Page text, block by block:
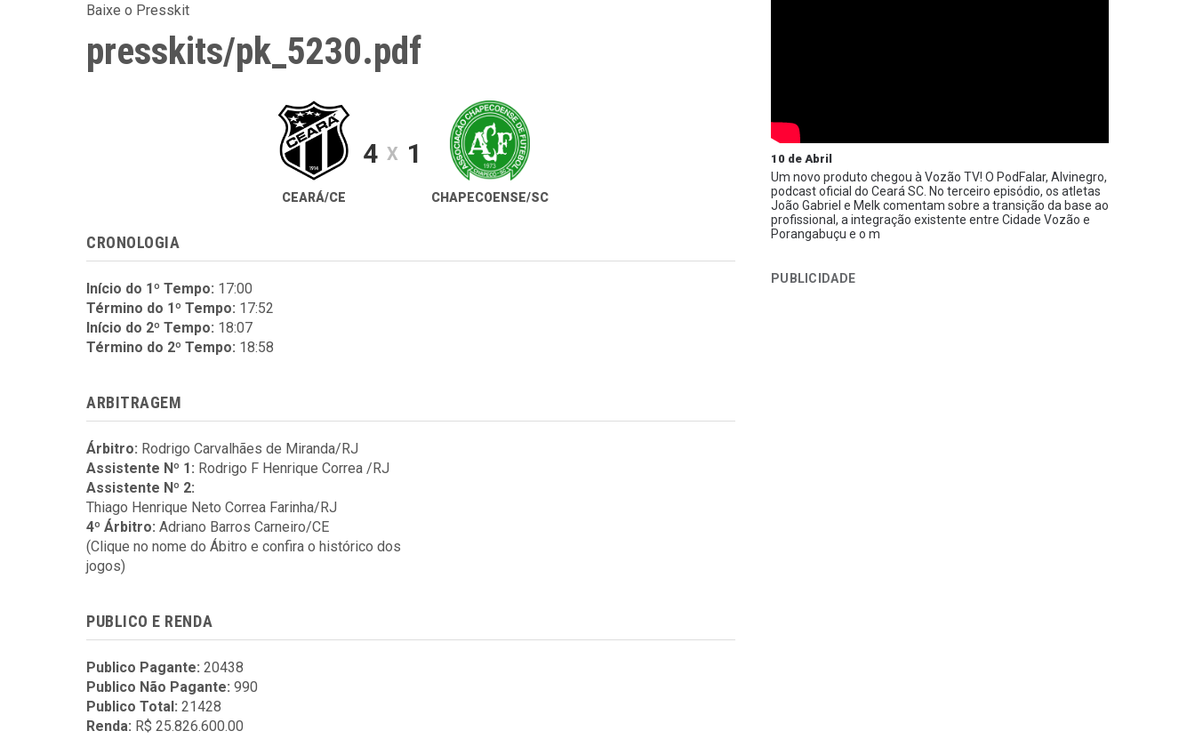
Baixe o Presskit
presskits/pk_5230.pdf
CEARÁ/CE
4 X 1
CHAPECOENSE/SC
CRONOLOGIA
Início do 1º Tempo: 17:00
Término do 1º Tempo: 17:52
Início do 2º Tempo: 18:07
Término do 2º Tempo: 18:58
ARBITRAGEM
Árbitro: Rodrigo Carvalhães de Miranda/RJ
Assistente Nº 1: Rodrigo F Henrique Correa /RJ
Assistente Nº 2:
Thiago Henrique Neto Correa Farinha/RJ
4º Árbitro: Adriano Barros Carneiro/CE
(Clique no nome do Ábitro e confira o histórico dos
jogos)
PUBLICO E RENDA
Publico Pagante: 20438
Publico Não Pagante: 990
Publico Total: 21428
Renda: R$ 25.826.600.00
10 de Abril
Um novo produto chegou à Vozão TV! O PodFalar, Alvinegro,
podcast oficial do Ceará SC. No terceiro episódio, os atletas
João Gabriel e Melk comentam sobre a transição da base ao
profissional, a integração existente entre Cidade Vozão e
Porangabuçu e o m
PUBLICIDADE